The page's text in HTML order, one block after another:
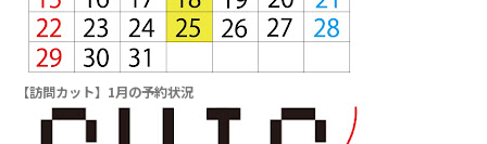
【訪問カット】1月の予約状況